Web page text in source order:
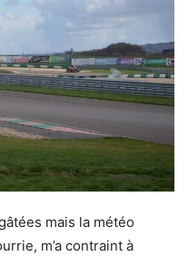
mais la météo
m’a contraint à